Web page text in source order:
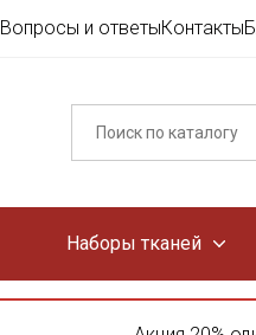
Вопросы и ответыКонтакты
Наборы тканей